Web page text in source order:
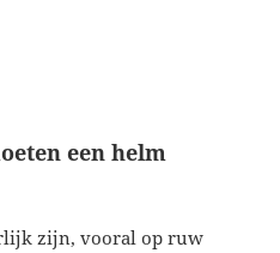
een helm
zijn, vooral op ruw